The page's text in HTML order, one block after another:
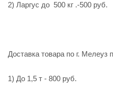
2) Ларгус до 500 кг .-500 руб.
Доставка товара по г. Мелеуз
1) До 1,5 т - 800 руб.